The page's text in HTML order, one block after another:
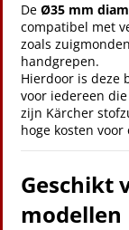
De Ø35 mm
compatibel met
zoals
handgrepen.
Hierdoor is deze
voor iedereen die
zijn Kärcher
hoge kosten
Geschikt
modellen